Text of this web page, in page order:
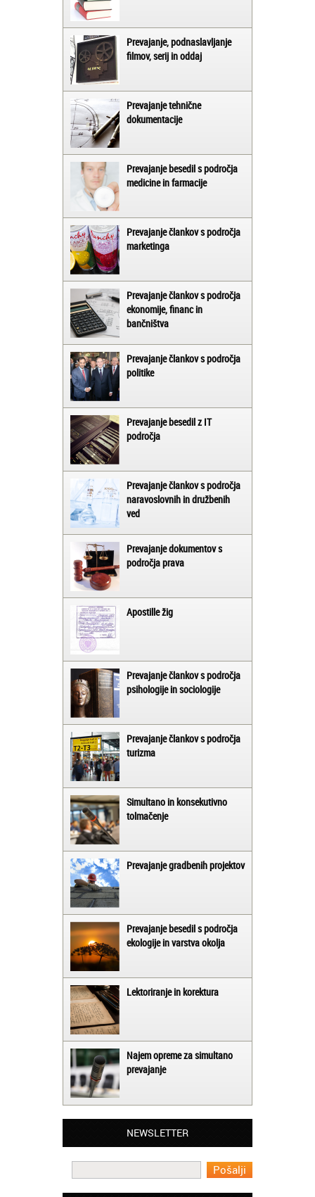
Prevajanje, podnaslavljanje
filmov, serij in oddaj
Prevajanje tehnične
dokumentacije
Prevajanje besedil s področja
medicine in farmacije
Prevajanje člankov s področja
marketinga
Prevajanje člankov s področja
ekonomije, financ in
bančništva
Prevajanje člankov s področja
politike
Prevajanje besedil z IT
področja
Prevajanje člankov s področja
naravoslovnih in družbenih
ved
Prevajanje dokumentov s
področja prava
Apostille žig
Prevajanje člankov s področja
psihologije in sociologije
Prevajanje člankov s področja
turizma
Simultano in konsekutivno
tolmačenje
Prevajanje gradbenih projektov
Prevajanje besedil s področja
ekologije in varstva okolja
Lektoriranje in korektura
Najem opreme za simultano
prevajanje
NEWSLETTER
Matjaž iz Ajdovščine:
Lahko pohvalim vse zaposlene v Akademiji
Martina iz Bleda:
Potrebovala sem prevajanje iz
madžarskega v slovenski jezik in lahko